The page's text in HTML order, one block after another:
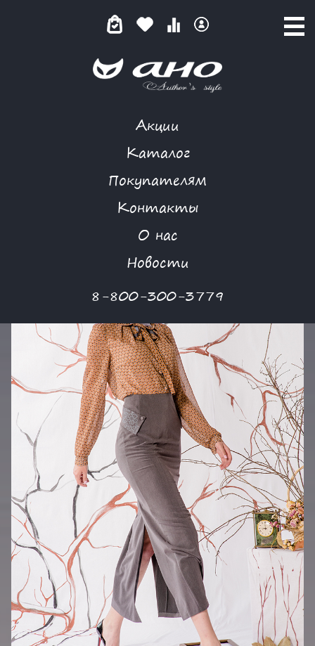
Акции
Каталог
Покупателям
Контакты
О нас
Новости
8-800-300-3779
ПАРИЖСКАЯ КОКЕТКА